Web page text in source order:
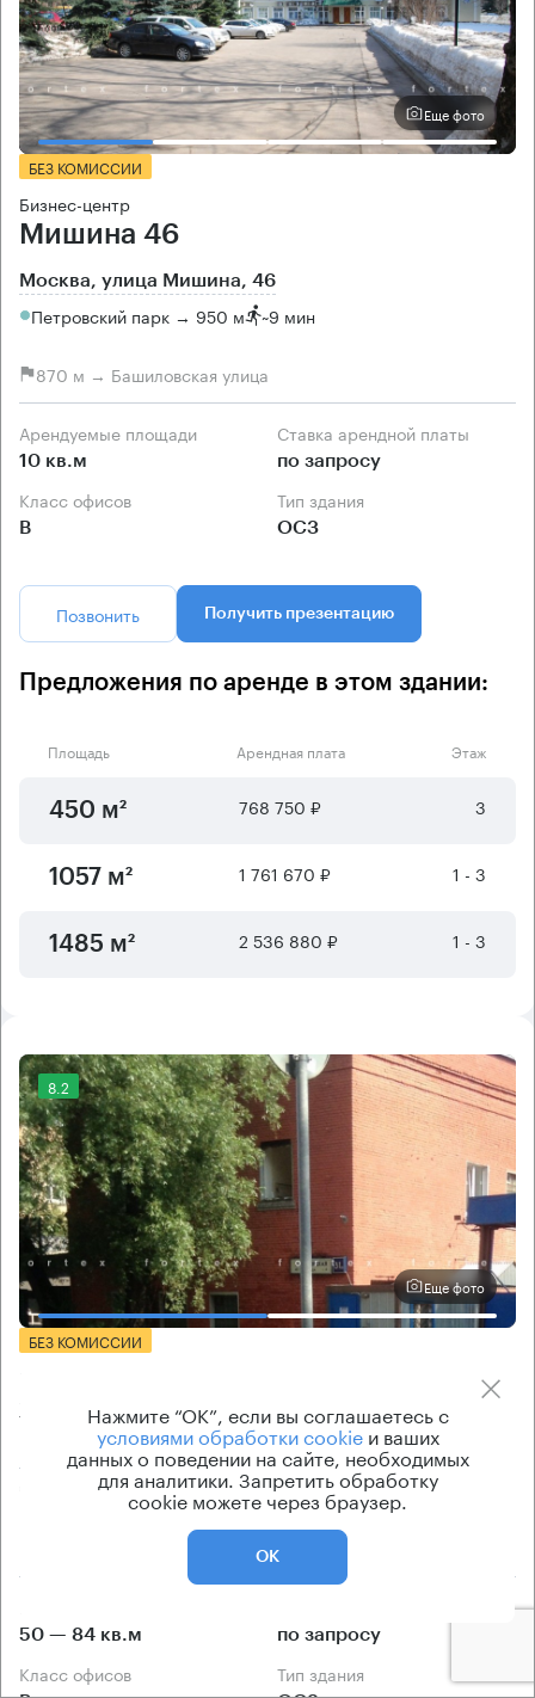
Еще фото
БЕЗ КОМИССИИ
Бизнес-центр
Мишина 46
Москва, улица Мишина, 46
Петровский парк → 950 м ~9 мин
870 м → Башиловская улица
Арендуемые площади
10 кв.м
Ставка арендной платы
по запросу
Класс офисов
B
Тип здания
ОСЗ
Позвонить Получить презентацию
Предложения по аренде в этом здании:
Площадь Арендная плата Этаж
450 м² 768 750 ₽ 3
1057 м² 1 761 670 ₽ 1 - 3
1485 м² 2 536 880 ₽ 1 - 3
8.2
Еще фото
БЕЗ КОМИССИИ
2-я Хуторская 31
Москва, 2-я Хуторская улица, 31
Дмитровская → 970 м ~ 10 мин
610 м → Башиловская улица
50 — 84 кв.м по запросу
Класс офисов Тип здания
Нажмите “ОК”, если вы соглашаетесь с
условиями обработки cookieи ваших
данных о поведении на сайте, необходимых
для аналитики. Запретить обработку
cookie можете через браузер.
ОК